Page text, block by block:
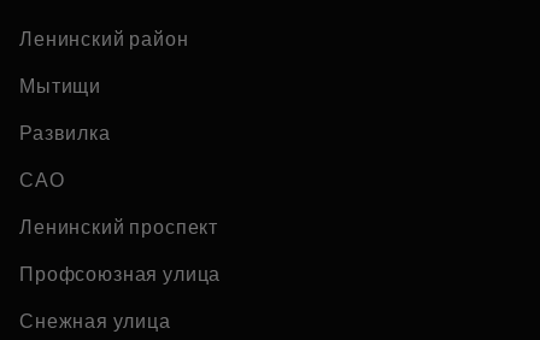
Ленинский район
Мытищи
Развилка
САО
Ленинский проспект
Профсоюзная улица
Снежная улица